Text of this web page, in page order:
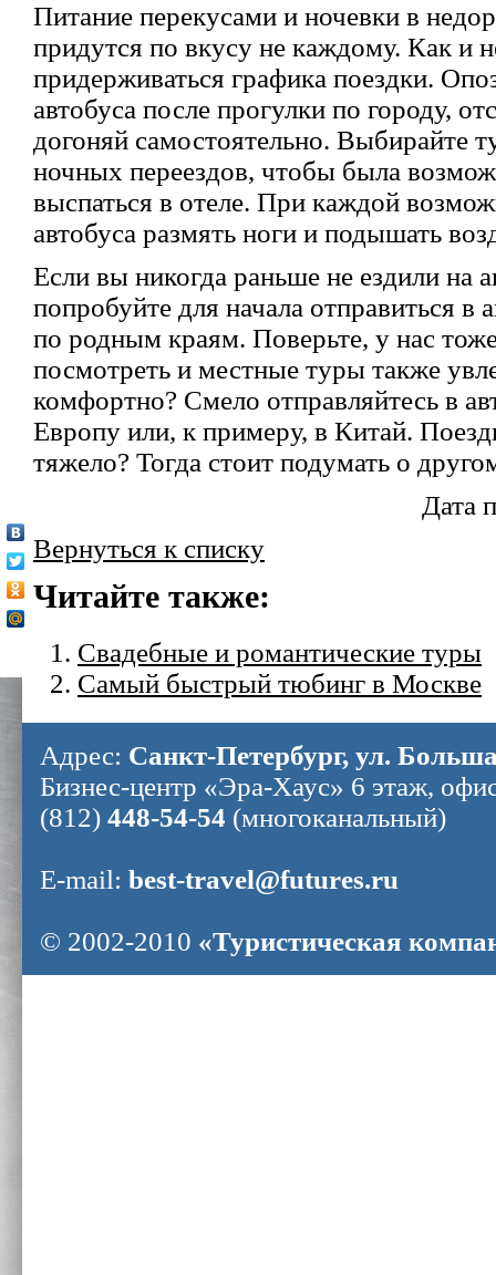
Питание перекусами и ночевки в
придутся по вкусу не каждому. Как и
придерживаться графика поездки.
автобуса после прогулки по городу,
догоняй самостоятельно. Выбирайте
ночных переездов, чтобы была
выспаться в отеле. При каждой
автобуса размять ноги и подышать
Если вы никогда раньше не ездили на
попробуйте для начала отправиться в
по родным краям. Поверьте, у нас
посмотреть и местные туры также
комфортно? Смело отправляйтесь в
Европу или, к примеру, в Китай.
тяжело? Тогда стоит подумать о
Дата
Вернуться к списку
Читайте также:
Свадебные и романтические туры
Самый быстрый тюбинг в Москве
Адрес: Санкт-Петербург, ул.
Бизнес-центр «Эра-Хаус» 6 этаж,
(812) 448-54-54 (многоканальный)
E-mail: best-travel@futures.ru
© 2002-2010 «Туристическая